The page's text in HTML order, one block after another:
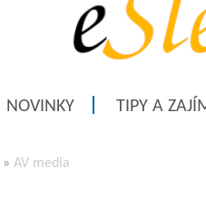
NOVINKY TIPY A
» AV media